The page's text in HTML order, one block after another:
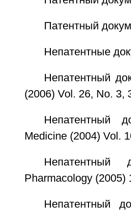
Патентный
Непатентные
Непатентный
(2006) Vol. 26, No. 3,
Непатентный
Medicine (2004) Vol.
Pharmacology (2005)
Непатентный